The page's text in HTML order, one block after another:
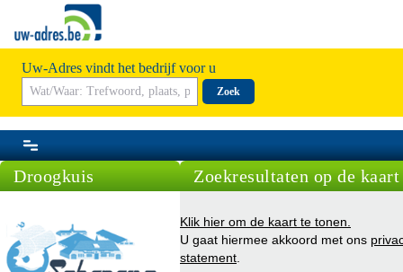
Uw-Adres vindt het bedrijf voor u
Zoek
Droogkuis Zoekresultaten op de kaart
Klik hier om de kaart te tonen.
U gaat hiermee akkoord met ons
statement